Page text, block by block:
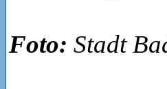
Foto: Stadt